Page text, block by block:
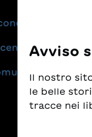
stampa
Avviso
Il nostro
le belle
tracce nei
Prendiamo